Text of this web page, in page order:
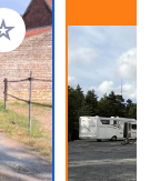
Ihren Favoriten